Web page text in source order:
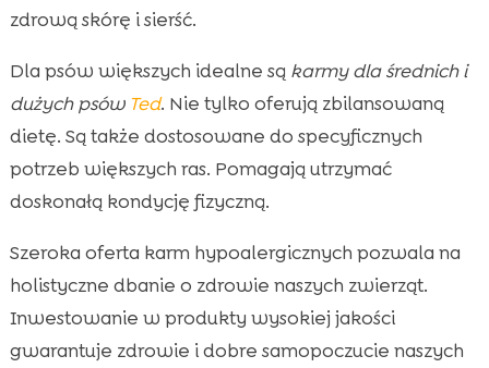
zdrową skórę i sierść.
Dla psów większych idealne są karmy dla średnich i
dużych psów Ted. Nie tylko oferują zbilansowaną
dietę. Są także dostosowane do specyficznych
potrzeb większych ras. Pomagają utrzymać
doskonałą kondycję fizyczną.
Szeroka oferta karm hypoalergicznych pozwala na
holistyczne dbanie o zdrowie naszych zwierząt.
Inwestowanie w produkty wysokiej jakości
gwarantuje zdrowie i dobre samopoczucie naszych